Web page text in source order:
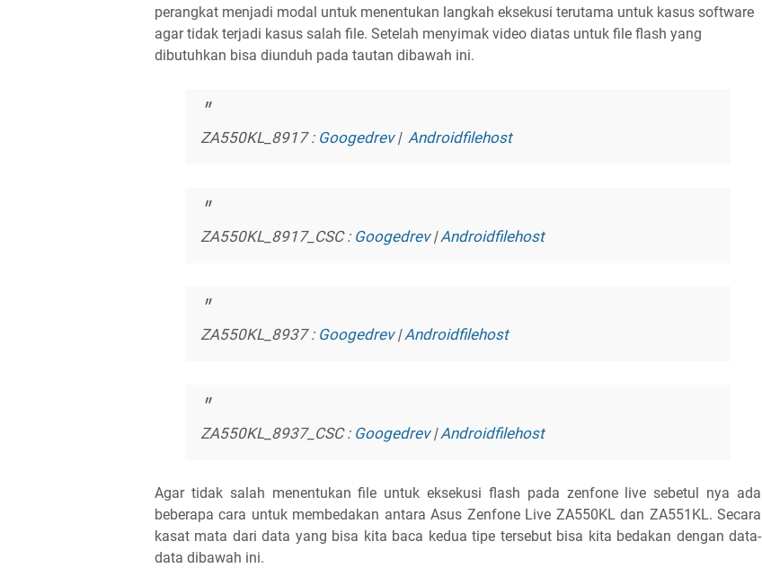
perangkat menjadi modal untuk menentukan langkah eksekusi terutama untuk kasus software
agar tidak terjadi kasus salah file. Setelah menyimak video diatas untuk file flash yang
dibutuhkan bisa diunduh pada tautan dibawah ini.
ZA550KL_8917 : Googedrev| Androidfilehost
ZA550KL_8917_CSC : Googedrev|Androidfilehost
ZA550KL_8937 : Googedrev|Androidfilehost
ZA550KL_8937_CSC : Googedrev|Androidfilehost
Agar tidak salah menentukan file untuk eksekusi flash pada zenfone live sebetul nya ada
beberapa cara untuk membedakan antara Asus Zenfone Live ZA550KL dan ZA551KL. Secara
kasat mata dari data yang bisa kita baca kedua tipe tersebut bisa kita bedakan dengan data-
data dibawah ini.